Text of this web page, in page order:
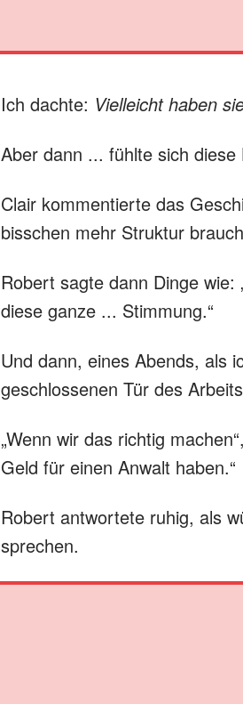
Ich dachte: Vielleicht haben
Aber dann ... fühlte sich
Clair kommentierte das
bisschen mehr Struktur
Robert sagte dann Dinge
diese ganze ... Stimmung.“
Und dann, eines Abends, als
geschlossenen Tür des
„Wenn wir das richtig
Geld für einen Anwalt haben.“
Robert antwortete ruhig, als
sprechen.